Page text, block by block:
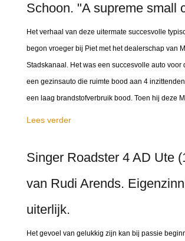
Schoon. "A supreme small
Het verhaal van deze uitermate succesvolle
begon vroeger bij Piet met het dealerschap van
Stadskanaal. Het was een succesvolle auto voor
een gezinsauto die ruimte bood aan 4
een laag brandstofverbruik bood. Toen hij deze
Lees verder
Singer Roadster 4 AD Ute
van Rudi Arends.
uiterlijk.
Het gevoel van gelukkig zijn kan bij passie